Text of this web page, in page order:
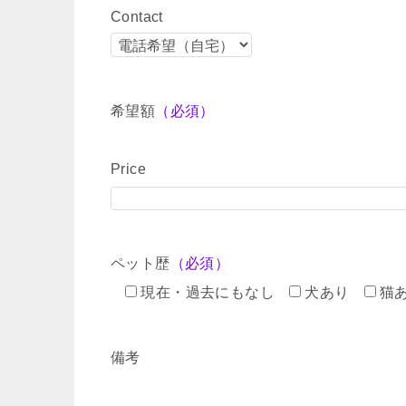
Contact
希望額 （必須）
Price
ペット歴 （必須）
現在・過去にもなし
犬あり 猫
備考